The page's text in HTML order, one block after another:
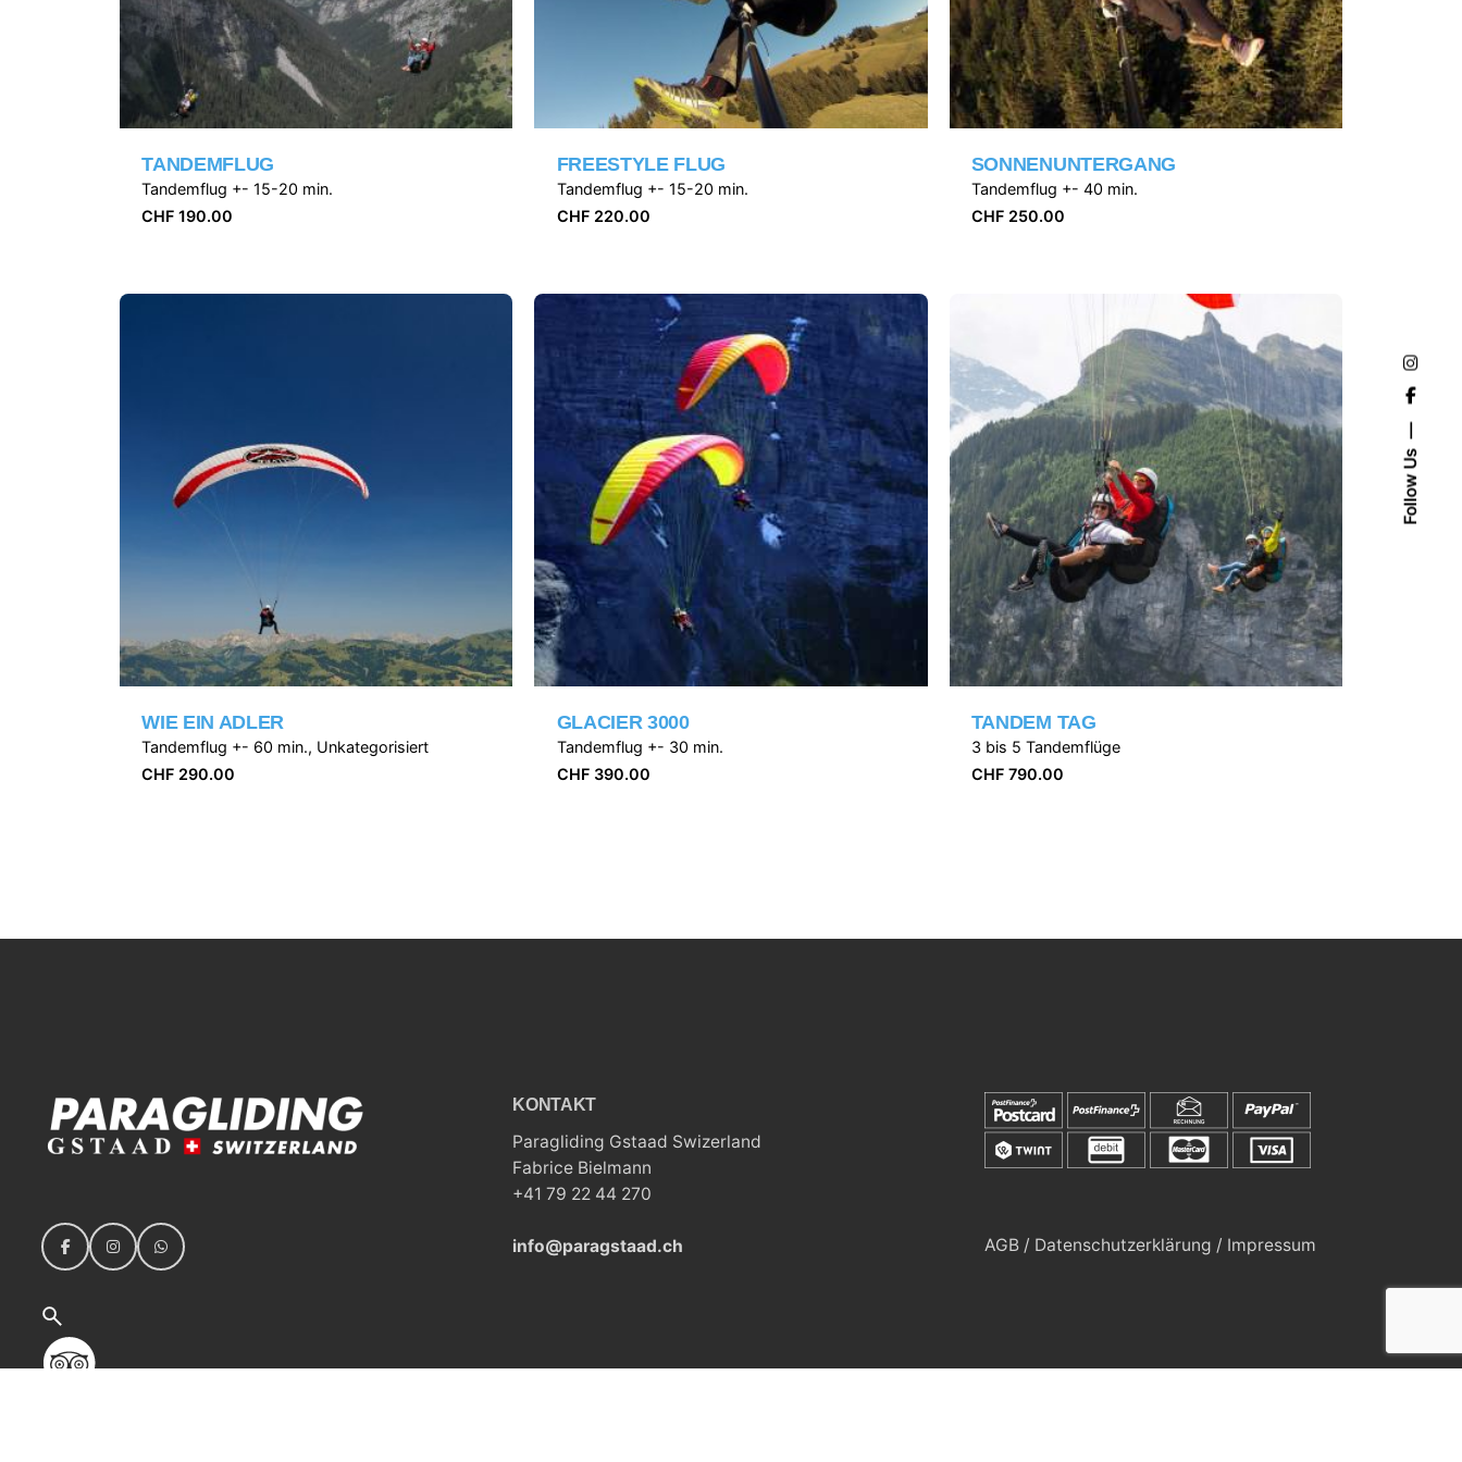
Follow Us
TANDEMFLUG
Tandemflug +- 15-20 min.
CHF 190.00
FREESTYLE FLUG
Tandemflug +- 15-20 min.
CHF220.00
SONNENUNTERGANG
Tandemflug +- 40 min.
CHF250.00
WIE EIN ADLER
Tandemflug +- 60 min. Unkategorisiert
CHF 290.00
GLACIER 3000
Tandemflug +- 30 min.
CHF390.00
TANDEM TAG
3 bis 5 Tandemflüge
CHF790.00
KONTAKT
Paragliding Gstaad Swizerland
Fabrice Bielmann
+41 79 22 44 270
info@paragstaad.ch AGB / Datenschutzerklärung / Impressum